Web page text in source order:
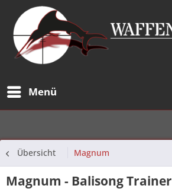
Menü
Übersicht Magnum
Magnum - Balisong Trainer